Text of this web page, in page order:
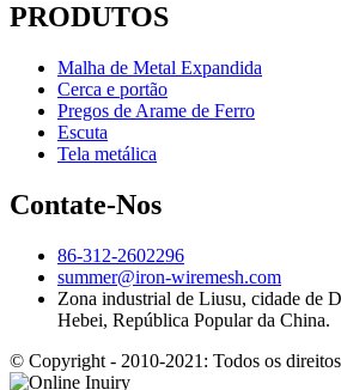
PRODUTOS
Malha de Metal Expandida
Cerca e portão
Pregos de Arame de Ferro
Escuta
Tela metálica
Contate-Nos
86-312-2602296
summer@iron-wiremesh.com
Zona industrial de Liusu, cidade de
Hebei, República Popular da China.
© Copyright - 2010-2021: Todos os direitos